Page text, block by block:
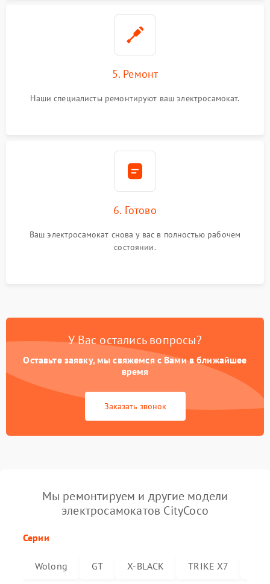
5. Ремонт
Наши специалисты ремонтируют ваш электросамокат.
6. Готово
Ваш электросамокат снова у вас в полностью рабочем
состоянии.
У Вас остались вопросы?
Оставьте заявку, мы свяжемся с Вами в ближайшее
время
Заказать звонок
Мы ремонтируем и другие модели
электросамокатов CityCoco
Серии
Wolong GT X-BLACK TRIKE X7